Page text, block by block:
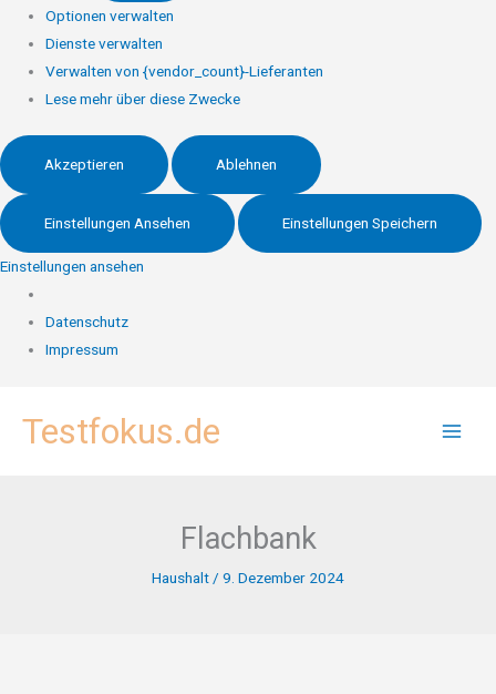
Optionen verwalten
Dienste verwalten
Verwalten von {vendor_count}-Lieferanten
Lese mehr über diese Zwecke
Akzeptieren Ablehnen
Einstellungen Ansehen Einstellungen Speichern
Einstellungen ansehen
Datenschutz
Impressum
InhaltTestfokus.de
Flachbank
Haushalt / 9. Dezember 2024